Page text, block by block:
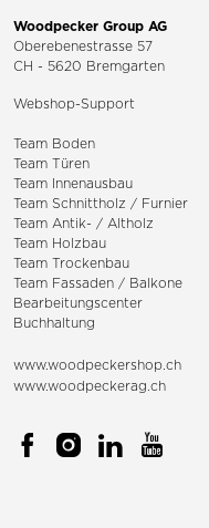
Woodpecker Group AG
Oberebenestrasse 57
CH - 5620 Bremgarten
Webshop-Support
Team Boden
Team Türen
Team Innenausbau
Team Schnittholz / Furnier
Team Antik- / Altholz
Team Holzbau
Team Trockenbau
Team Fassaden / Balkone
Bearbeitungscenter
Buchhaltung
www.woodpeckershop.ch
www.woodpeckerag.ch